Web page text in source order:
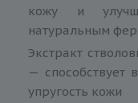
кожу и
натуральным
Экстракт
— способствует
упругость кожи